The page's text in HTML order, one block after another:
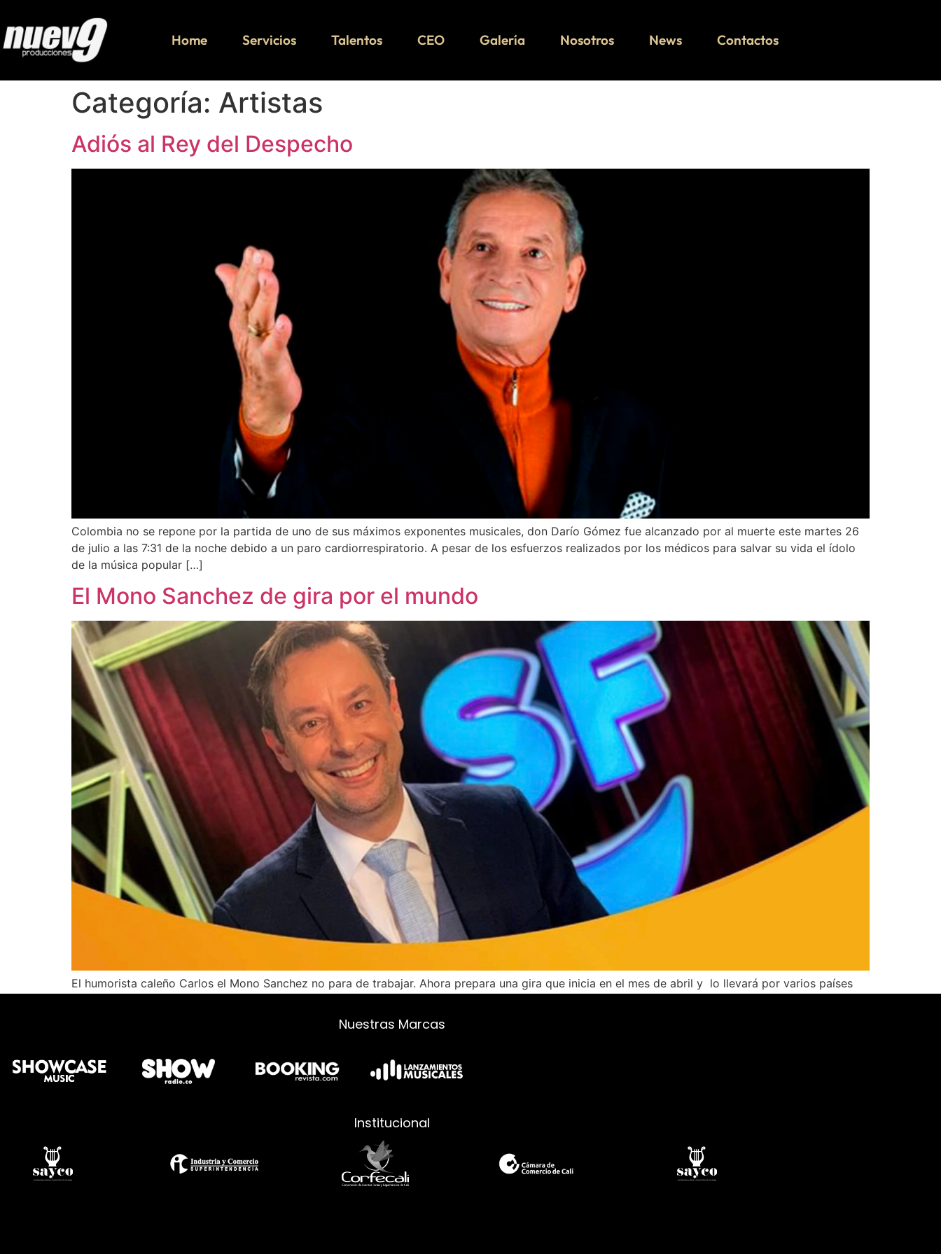
Home Servicios Talentos CEO Galería Nosotros News Contactos
Categoría: Artistas
Adiós al Rey del Despecho
Colombia no se repone por la partida de uno de sus máximos exponentes musicales, don Darío Gómez fue alcanzado por al muerte este martes 26
de julio a las 7:31 de la noche debido a un paro cardiorrespiratorio. A pesar de los esfuerzos realizados por los médicos para salvar su vida el ídolo
de la música popular […]
El Mono Sanchez de gira por el mundo
El humorista caleño Carlos el Mono Sanchez no para de trabajar. Ahora prepara una gira que inicia en el mes de abril y lo llevará por varios países
Nuestras Marcas
Institucional